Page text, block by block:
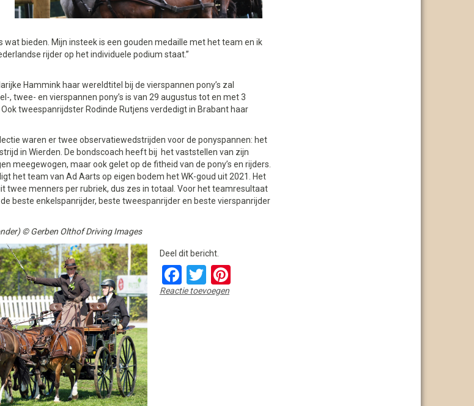
wat bieden. Mijn insteek is een gouden medaille met het team en ik
rijder op het individuele podium staat.”
Hammink haar wereldtitel bij de vierspannen pony’s zal
, twee- en vierspannen pony’s is van 29 augustus tot en met 3
tweespanrijdster Rodinde Rutjens verdedigt in Brabant haar
waren er twee observatiewedstrijden voor de ponyspannen: het
in Wierden. De bondscoach heeft bij het vaststellen van zijn
meegewogen, maar ook gelet op de fitheid van de pony’s en rijders.
het team van Ad Aarts op eigen bodem het WK-goud uit 2021. Het
twee menners per rubriek, dus zes in totaal. Voor het teamresultaat
beste enkelspanrijder, beste tweespanrijder en beste vierspanrijder
© Gerben Olthof Driving Images
Deel dit bericht.
Facebook
TwitterPinterest
Reactie toevoegen